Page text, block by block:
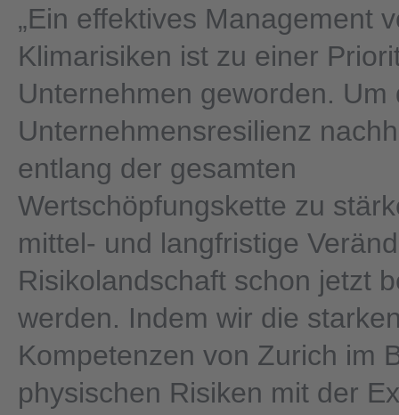
„Ein effektives Management
Klimarisiken ist zu einer
Unternehmen geworden. Um
Unternehmensresilienz
entlang der gesamten
Wertschöpfungskette zu
mittel- und langfristige
Risikolandschaft schon jetzt
werden. Indem wir die
Kompetenzen von Zurich im
physischen Risiken mit der